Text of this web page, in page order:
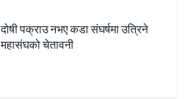
दोषी पक्राउ नभए कडा संघर्षमा उत्रिने
महासंघको चेतावनी